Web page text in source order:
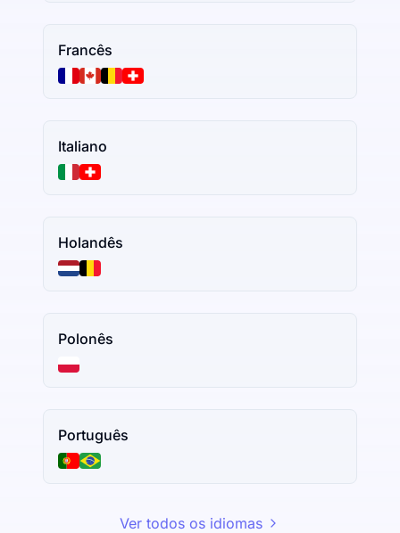
Francês
Italiano
Holandês
Polonês
Português
Ver todos os idiomas